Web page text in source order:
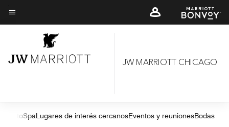
Skip
toTexto del menú
JW MARRIOTT CHICAGO
Flecha izquierda
SpaLugares de interés cercanosEventos y reunionesBodas